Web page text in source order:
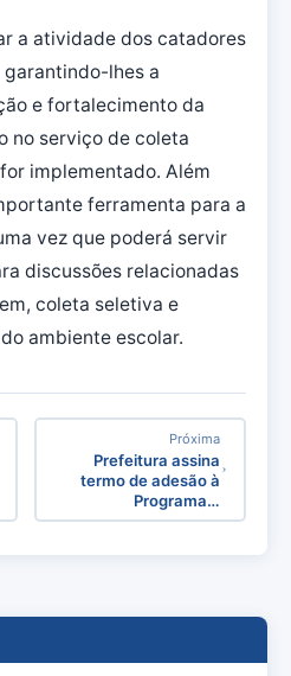
a atividade dos catadores
lhes a
e fortalecimento da
no serviço de coleta
implementado. Além
ferramenta para a
vez que poderá servir
discussões relacionadas
coleta seletiva e
ambiente escolar.
Próxima
Prefeitura assina
termo de adesão à
Programa…